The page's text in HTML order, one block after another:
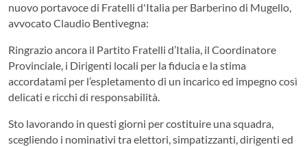
nuovo portavoce di Fratelli d'Italia per Barberino di Mugello,
avvocato Claudio Bentivegna:
Ringrazio ancora il Partito Fratelli d’Italia, il Coordinatore
Provinciale, i Dirigenti locali per la fiducia e la stima
accordatami per l’espletamento di un incarico ed impegno così
delicati e ricchi di responsabilità.
Sto lavorando in questi giorni per costituire una squadra,
scegliendo i nominativi tra elettori, simpatizzanti, dirigenti ed